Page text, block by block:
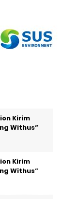
Kirim
Withus”
Kirim
Withus”